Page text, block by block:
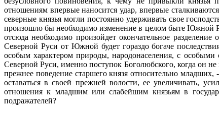
отношениям впервые наносится удар, впервые
северные князья могли постоянно удерживать свое
произошло бы необходимо изменение в целом быте Южной
отсюда необходимо произойдет окончательное
Северной Руси от Южной будет гораздо богаче
особым характером природы, народонаселения, с
Северной Руси, именно поступок Боголюбского, когда он
прежнее поведение старшего князя относительно младших,
оставаться в своей прежней волости, ее увеличивать,
отношения к младшим или слабейшим князьям в
подражателей?